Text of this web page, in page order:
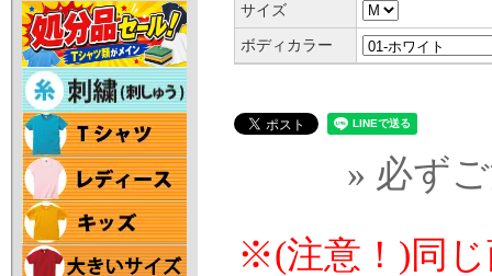
サイズ
ボディカラー
» 必ず
※(注意！)同